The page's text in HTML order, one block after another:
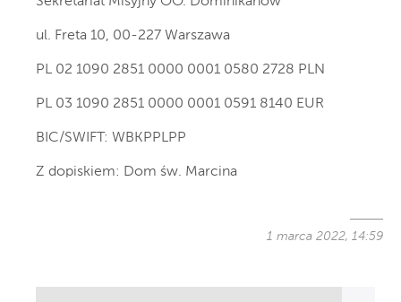
ul. Freta 10, 00-227 Warszawa
PL 02 1090 2851 0000 0001 0580 2728 PLN
PL 03 1090 2851 0000 0001 0591 8140 EUR
BIC/SWIFT: WBKPPLPP
Z dopiskiem: Dom św. Marcina
1 marca 2022, 14:59